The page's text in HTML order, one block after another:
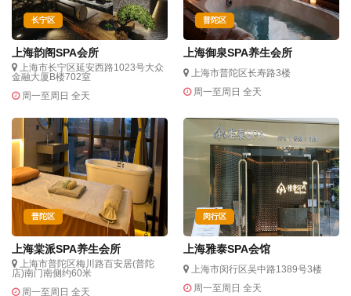
长宁区
上海韵阁SPA会所
上海市长宁区延安西路1023号大众
金融大厦B楼702室
周一至周日 全天
普陀区
上海御泉SPA养生会所
上海市普陀区长寿路3楼
周一至周日 全天
普陀区
上海棠派SPA养生会所
上海市普陀区梅川路百安居(普陀
店)南门南侧约60米
周一至周日 全天
闵行区
上海雅泰SPA会馆
上海市闵行区吴中路1389号3楼
周一至周日 全天